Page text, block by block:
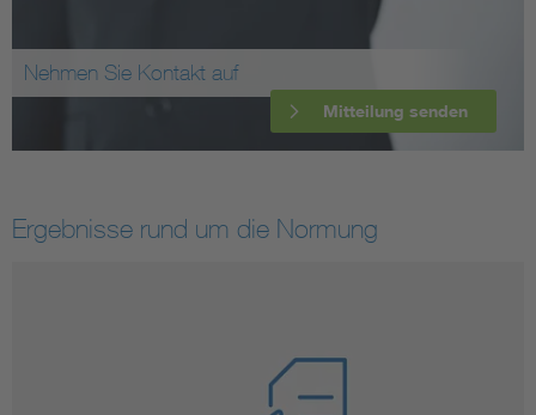
Nehmen Sie Kontakt auf
Mitteilung senden
Ergebnisse rund um die Normung